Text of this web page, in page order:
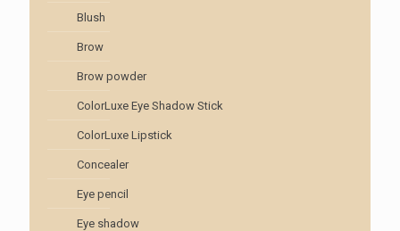
Blush
Brow
Brow powder
ColorLuxe Eye Shadow Stick
ColorLuxe Lipstick
Concealer
Eye pencil
Eye shadow